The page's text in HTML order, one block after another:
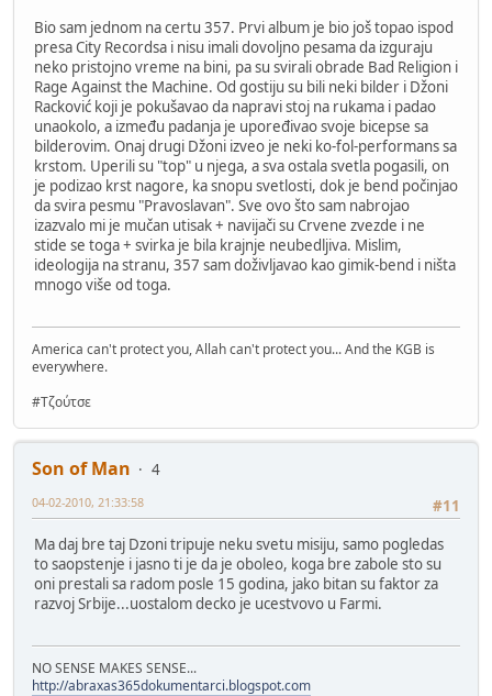
Bio sam jednom na certu 357. Prvi album je bio još topao ispod
presa City Recordsa i nisu imali dovoljno pesama da izguraju
neko pristojno vreme na bini, pa su svirali obrade Bad Religion i
Rage Against the Machine. Od gostiju su bili neki bilder i Džoni
Racković koji je pokušavao da napravi stoj na rukama i padao
unaokolo, a između padanja je upoređivao svoje bicepse sa
bilderovim. Onaj drugi Džoni izveo je neki ko-fol-performans sa
krstom. Uperili su "top" u njega, a sva ostala svetla pogasili, on
je podizao krst nagore, ka snopu svetlosti, dok je bend počinjao
da svira pesmu "Pravoslavan". Sve ovo što sam nabrojao
izazvalo mi je mučan utisak + navijači su Crvene zvezde i ne
stide se toga + svirka je bila krajnje neubedljiva. Mislim,
ideologija na stranu, 357 sam doživljavao kao gimik-bend i ništa
mnogo više od toga.
America can't protect you, Allah can't protect you... And the KGB is
everywhere.
#Τζούτσε
Son of Man
4
#11
04-02-2010, 21:33:58
Ma daj bre taj Dzoni tripuje neku svetu misiju, samo pogledas
to saopstenje i jasno ti je da je oboleo, koga bre zabole sto su
oni prestali sa radom posle 15 godina, jako bitan su faktor za
razvoj Srbije...uostalom decko je ucestvovo u Farmi.
NO SENSE MAKES SENSE...
http://abraxas365dokumentarci.blogspot.com